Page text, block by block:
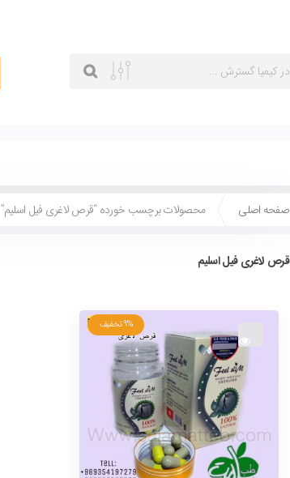
صفحه اصلی محصولات برچسب خورده “قرص لاغری فیل اسلیم”
قرص لاغری فیل اسلیم
9%تخفیف